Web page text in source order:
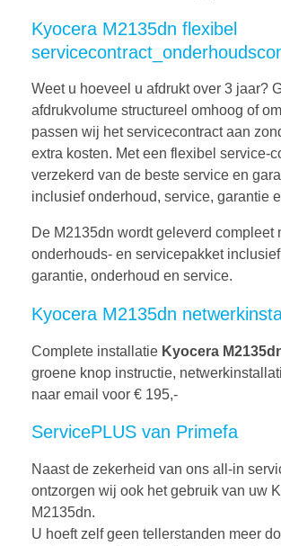
Kyocera M2135dn flexibel
Weet u hoeveel u afdrukt over 3 jaar?
afdrukvolume structureel omhoog of
passen wij het servicecontract aan
extra kosten. Met een flexibel service-
verzekerd van de beste service en
inclusief onderhoud, service, garantie
De M2135dn wordt geleverd compleet
onderhouds- en servicepakket inclusief
garantie, onderhoud en service.
Kyocera M2135dn
Complete installatie Kyocera
groene knop instructie,
naar email voor € 195,-
ServicePLUS van Primefa
Naast de zekerheid van ons all-in
ontzorgen wij ook het gebruik van uw
M2135dn.
U hoeft zelf geen tellerstanden meer